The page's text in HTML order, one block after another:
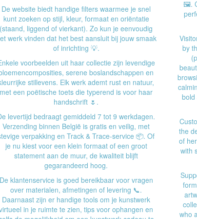
De website biedt handige filters waarmee je snel
kunt zoeken op stijl, kleur, formaat en oriëntatie
(staand, liggend of vierkant). Zo kun je eenvoudig
werk vinden dat het best aansluit bij jouw smaak
of inrichting 💡.
voorbeelden uit haar collectie zijn levendige
serene boslandschappen en
stillevens. Elk werk ademt rust en natuur,
met een poëtische toets die typerend is voor haar
handschrift 🌷.
levertijd bedraagt gemiddeld 7 tot 9 werkdagen.
Verzending binnen België is gratis en veilig, met
verpakking en Track & Trace-service 📦. Of
je nu kiest voor een klein formaat of een groot
statement aan de muur, de kwaliteit blijft
gegarandeerd hoog.
klantenservice is goed bereikbaar voor vragen
over materialen, afmetingen of levering 📞.
Daarnaast zijn er handige tools om je kunstwerk
in je ruimte te zien, tips voor ophangen en
🖼️.
by
bold
the
of
with
who